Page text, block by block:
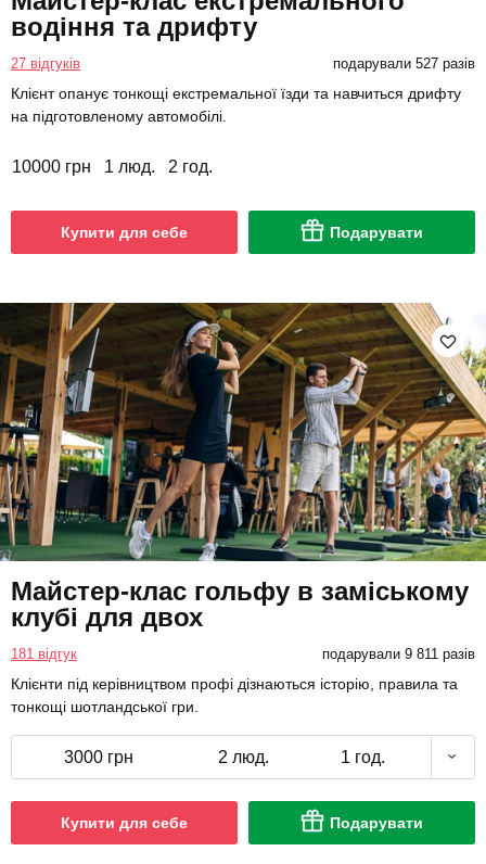
водіння та дрифту
27 відгуків подарували 527 разів
Клієнт опанує тонкощі екстремальної їзди та навчиться дрифту
на підготовленому автомобілі.
10000 грн 1 люд. 2 год.
Купити для себе Подарувати
Майстер-клас гольфу в заміському
клубі для двох
181 відгук подарували 9 811 разів
Клієнти під керівництвом профі дізнаються історію, правила та
тонкощі шотландської гри.
3000 грн 2 люд. 1 год.
Купити для себе Подарувати